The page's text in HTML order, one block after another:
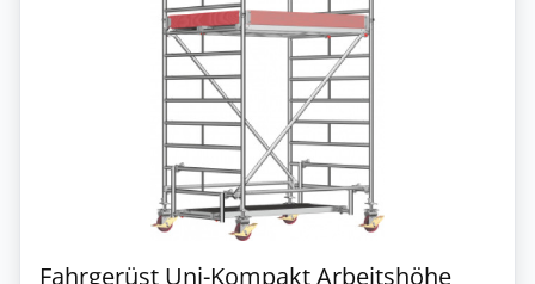
Fahrgerüst Uni-Kompakt Arbeitshöhe